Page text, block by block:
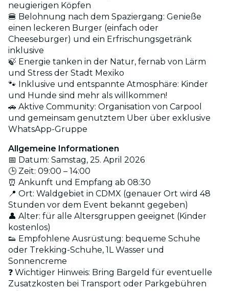
neugierigen Köpfen
🍔 Belohnung nach dem Spaziergang: Genieße
einen leckeren Burger (einfach oder
Cheeseburger) und ein Erfrischungsgetränk
inklusive
🍃 Energie tanken in der Natur, fernab von Lärm
und Stress der Stadt Mexiko
🐾 Inklusive und entspannte Atmosphäre: Kinder
und Hunde sind mehr als willkommen!
🚗 Aktive Community: Organisation von Carpool
und gemeinsam genutztem Uber über exklusive
WhatsApp-Gruppe
Allgemeine Informationen
📅 Datum: Samstag, 25. April 2026
🕒 Zeit: 09:00 – 14:00
⏰ Ankunft und Empfang ab 08:30
📍 Ort: Waldgebiet in CDMX (genauer Ort wird 48
Stunden vor dem Event bekannt gegeben)
👤 Alter: für alle Altersgruppen geeignet (Kinder
kostenlos)
👟 Empfohlene Ausrüstung: bequeme Schuhe
oder Trekking-Schuhe, 1L Wasser und
Sonnencreme
❓ Wichtiger Hinweis: Bring Bargeld für eventuelle
Zusatzkosten bei Transport oder Parkgebühren